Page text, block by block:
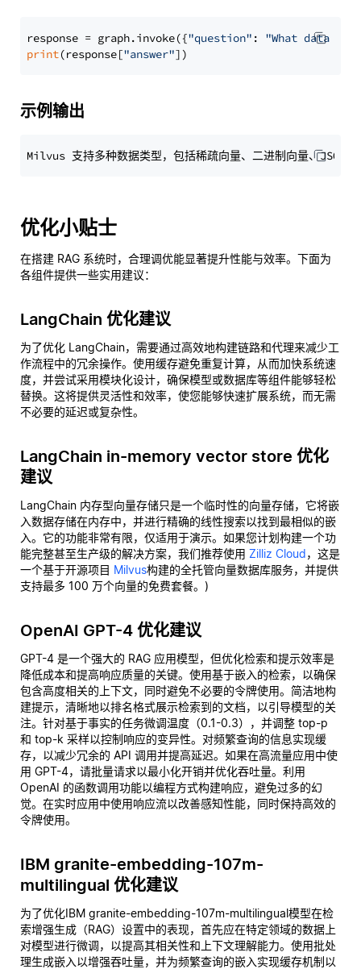
response = graph.invoke({"question" : "What data
print(response["answer"
示例输出
优化小贴士
在搭建 RAG 系统时，合理调优能显著提升性能与效率。下面为
各组件提供一些实用建议：
LangChain 优化建议
为了优化 LangChain，需要通过高效地构建链路和代理来减少工
作流程中的冗余操作。使用缓存避免重复计算，从而加快系统速
度，并尝试采用模块化设计，确保模型或数据库等组件能够轻松
替换。这将提供灵活性和效率，使您能够快速扩展系统，而无需
不必要的延迟或复杂性。
LangChain in-memory vector store 优化
建议
LangChain 内存型向量存储只是一个临时性的向量存储，它将嵌
入数据存储在内存中，并进行精确的线性搜索以找到最相似的嵌
入。它的功能非常有限，仅适用于演示。如果您计划构建一个功
能完整甚至生产级的解决方案，我们推荐使用 Zilliz Cloud，这是
一个基于开源项目 Milvus构建的全托管向量数据库服务，并提供
支持最多 100 万个向量的免费套餐。)
OpenAI GPT-4 优化建议
GPT-4 是一个强大的 RAG 应用模型，但优化检索和提示效率是
降低成本和提高响应质量的关键。使用基于嵌入的检索，以确保
包含高度相关的上下文，同时避免不必要的令牌使用。简洁地构
建提示，清晰地以排名格式展示检索到的文档，以引导模型的关
注。针对基于事实的任务微调温度（0.1-0.3），并调整 top-p
和 top-k 采样以控制响应的变异性。对频繁查询的信息实现缓
存，以减少冗余的 API 调用并提高延迟。如果在高流量应用中使
用 GPT-4，请批量请求以最小化开销并优化吞吐量。利用
OpenAI 的函数调用功能以编程方式构建响应，避免过多的幻
觉。在实时应用中使用响应流以改善感知性能，同时保持高效的
令牌使用。
IBM granite-embedding-107m-
multilingual 优化建议
为了优化IBM granite-embedding-107m-multilingual模型在检
索增强生成（RAG）设置中的表现，首先应在特定领域的数据上
对模型进行微调，以提高其相关性和上下文理解能力。使用批处
理生成嵌入以增强吞吐量，并为频繁查询的嵌入实现缓存机制以